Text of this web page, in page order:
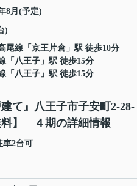
8月(予定)
)
尾線 「 京王片倉 」駅 徒歩10分
「 八王子 」駅 徒歩15分
「 八王子 」駅 徒歩15分
建て』八王子市子安町2-28-
料】 ４期の詳細情報
車2台可